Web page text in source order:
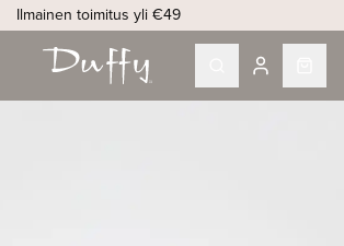
Ilmainen toimitus yli €49